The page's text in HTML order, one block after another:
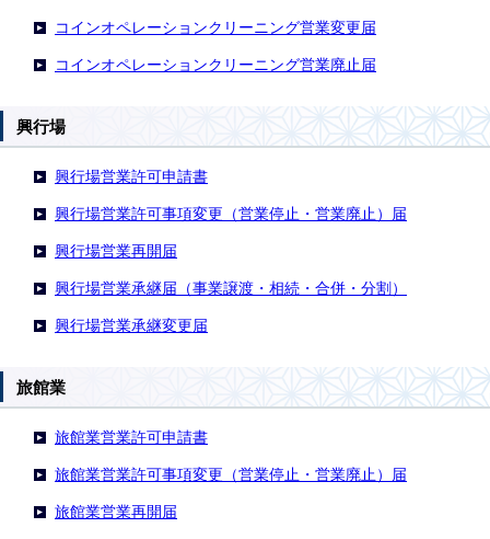
コインオペレーションクリーニング営業変更届
コインオペレーションクリーニング営業廃止届
興行場
興行場営業許可申請書
興行場営業許可事項変更（営業停止・営業廃止）届
興行場営業再開届
興行場営業承継届（事業譲渡・相続・合併・分割）
興行場営業承継変更届
旅館業
旅館業営業許可申請書
旅館業営業許可事項変更（営業停止・営業廃止）届
旅館業営業再開届